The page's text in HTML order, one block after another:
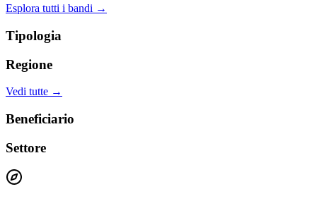
Esplora tutti i bandi →
Tipologia
Regione
Vedi tutte →
Beneficiario
Settore